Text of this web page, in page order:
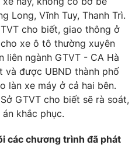
English
Long, Vĩnh Tuy, Thanh Trì.
cho biết, giao thông ở
xe ô tô thường xuyên
liên ngành GTVT - CA Hà
và được UBND thành phố
làn xe máy ở cả hai bên.
GTVT cho biết sẽ rà soát,
khắc phục.
các chương trình đã phát